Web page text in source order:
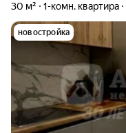
30 м² 1-комн. квартира
новостройка